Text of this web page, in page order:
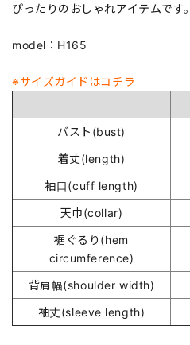
ぴったりのおしゃれアイテムです。
model：H165
※サイズガイドはコチラ
バスト(bust)
着丈(length)
袖口(cuff length)
天巾(collar)
裾ぐるり(hem
circumference)
背肩幅(shoulder width)
袖丈(sleeve length)